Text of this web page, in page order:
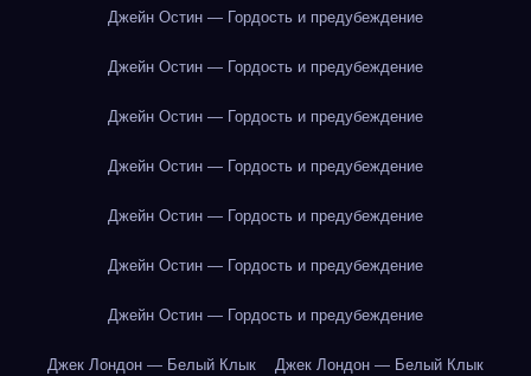
Джейн Остин — Гордость и предубеждение
Джейн Остин — Гордость и предубеждение
Джейн Остин — Гордость и предубеждение
Джейн Остин — Гордость и предубеждение
Джейн Остин — Гордость и предубеждение
Джейн Остин — Гордость и предубеждение
Джейн Остин — Гордость и предубеждение
Джек Лондон — Белый Клык Джек Лондон — Белый Клык